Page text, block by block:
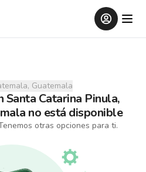
Guatemala
Santa Catarina Pinula,
no está disponible
otras opciones para ti.